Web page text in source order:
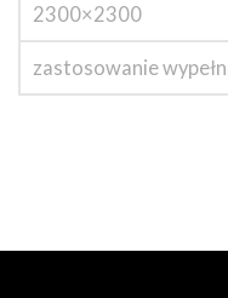
2300×2300
zastosowanie